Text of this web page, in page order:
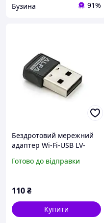
Бузина 91%
Бездротовий мережний
адаптер Wi-Fi-USB LV-
802.11bgn, 150Mbps,
Готово до відправки
110₴
Купити